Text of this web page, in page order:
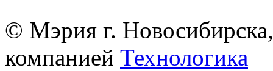
© Мэрия г.
компанией Технологика